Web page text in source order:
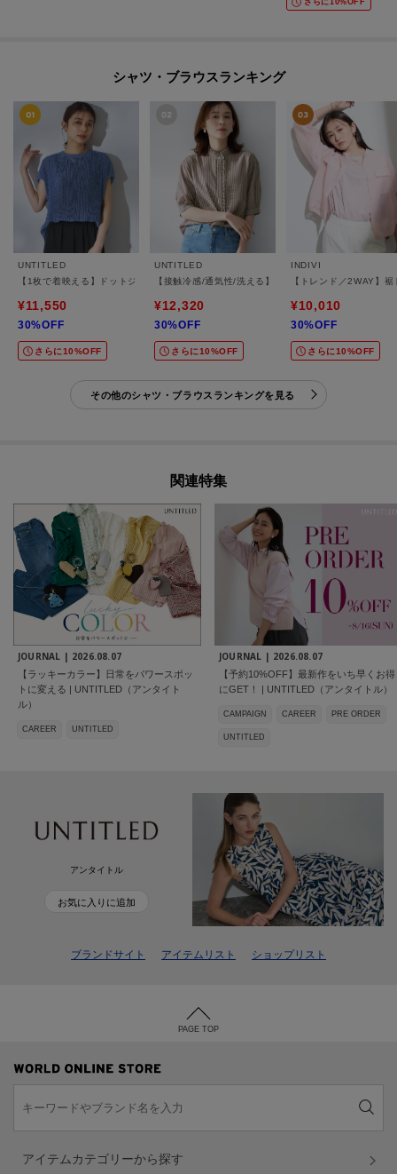
さらに10%OFF
シャツ・ブラウスランキング
UNTITLED
【1枚で着映える】ドットジャガードブラウス
¥11,550
30%OFF
さらに10%OFF
UNTITLED
【接触冷感/通気性/洗える】スタンドカラーフリルブラ
¥12,320
30%OFF
さらに10%OFF
INDIVI
【トレンド／2WAY】
¥10,010
30%OFF
さらに10%OFF
その他のシャツ・ブラウスランキングを見る
関連特集
JOURNAL | 2026.08.07
【ラッキーカラー】日常をパワースポッ
トに変える | UNTITLED（アンタイト
ル）
CAREER UNTITLED
JOURNAL | 2026.08.07
【予約10%OFF】最新作をいち早くお得
にGET！ | UNTITLED（アンタイトル）
CAMPAIGN CAREER PRE ORDER
UNTITLED
アンタイトル
お気に入りに追加
ブランドサイト アイテムリスト ショップリスト
PAGE TOP
アイテムカテゴリーから探す